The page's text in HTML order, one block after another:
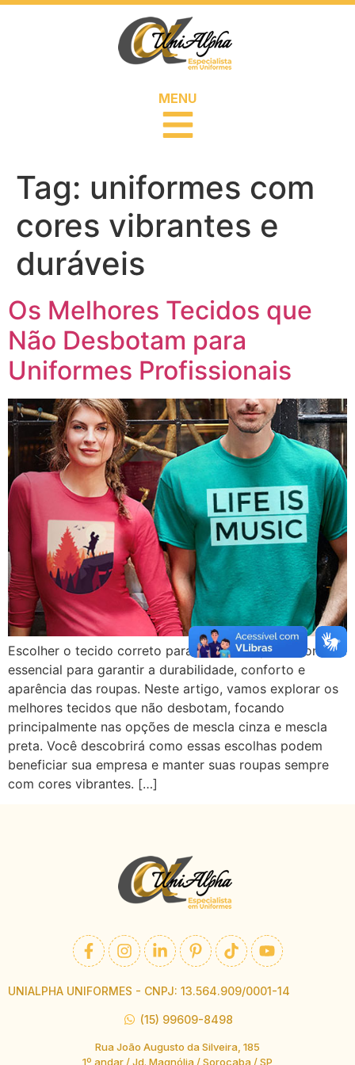
MENU
Tag: uniformes com
cores vibrantes e
duráveis
Os Melhores Tecidos que
Não Desbotam para
Uniformes Profissionais
Escolher o tecido correto para uniformes profissionais é
essencial para garantir a durabilidade, conforto e
aparência das roupas. Neste artigo, vamos explorar os
melhores tecidos que não desbotam, focando
principalmente nas opções de mescla cinza e mescla
preta. Você descobrirá como essas escolhas podem
beneficiar sua empresa e manter suas roupas sempre
com cores vibrantes. […]
UNIALPHA UNIFORMES - CNPJ: 13.564.909/0001-14
(15) 99609-8498
Rua João Augusto da Silveira, 185
1º andar / Jd. Magnólia / Sorocaba / SP